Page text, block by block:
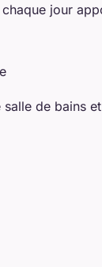
jour
de bains